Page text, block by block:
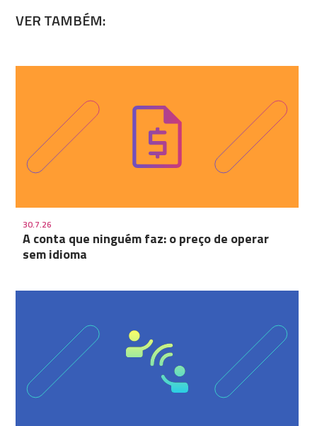
VER TAMBÉM:
30.7.26
A conta que ninguém faz: o preço de operar
sem idioma